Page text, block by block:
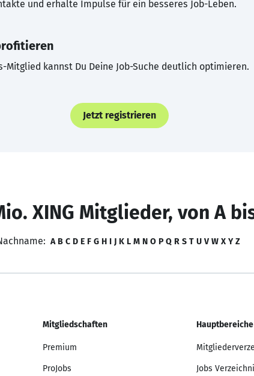
und erhalte Impulse für ein besseres Job-Leben.
Mitglied kannst Du Deine Job-Suche deutlich optimieren.
Jetzt registrieren
XING Mitglieder, von A
A B C D E F G H I J K L M N O P Q R S T U V W X Y Z
Mitgliedschaften
Premium
ProJobs
Hauptbereiche
Jobs